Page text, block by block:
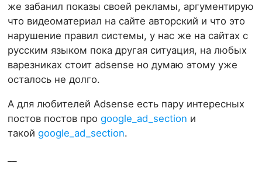
же забанил показы своей рекламы, аргументирую
что видеоматериал на сайте авторский и что это
нарушение правил системы, у нас же на сайтах с
русским языком пока другая ситуация, на любых
варезниках стоит adsense но думаю этому уже
осталось не долго.
А для любителей Adsense есть пару интересных
постов постов проgoogle_ad_section и
такойgoogle_ad_section.